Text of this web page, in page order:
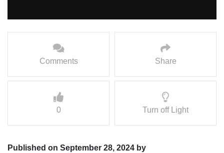
Comments Share
0 Turn off Light
Published on September 28, 2024 by